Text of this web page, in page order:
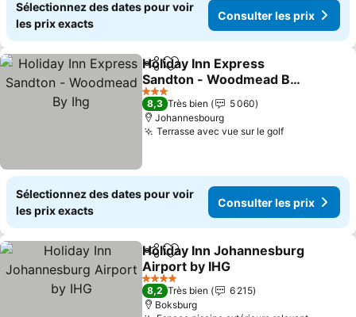
Sélectionnez des dates pour voir
les prix exacts
Consulter les prix
PartagerAjouter à mes favoris
Holiday Inn Express
Sandton - Woodmead By
Ihg
3 Étoiles
8,3 Très bien
5 060
Johannesbourg
Terrasse avec vue sur le golf
Sélectionnez des dates pour voir
les prix exacts
Consulter les prix
PartagerAjouter à mes favoris
Holiday Inn Johannesburg
Airport by IHG
4 Étoiles
8,2 Très bien
6 215
Boksburg